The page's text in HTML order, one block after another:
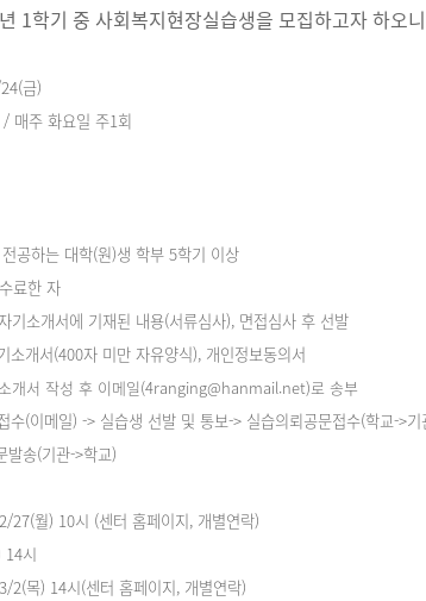
1학기 중 사회복지현장실습생을 모집하고자 하오
금)
주 화요일 주1회
공하는 대학(원)생 학부 5학기 이상
한 자
소개서에 기재된 내용(서류심사), 면접심사 후 선발
개서(400자 미만 자유양식), 개인정보동의서
서 작성 후 이메일(4ranging@hanmail.net)로 송부
수(이메일) -> 실습생 선발 및 통보-> 실습의뢰공문접수(학교->기
관->학교)
월) 10시 (센터 홈페이지, 개별연락)
시
목) 14시(센터 홈페이지, 개별연락)